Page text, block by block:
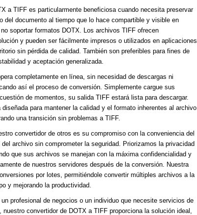
a TIFF es particularmente beneficiosa cuando necesita preservar
del documento al tiempo que lo hace compartible y visible en
soportar formatos DOTX. Los archivos TIFF ofrecen
y pueden ser fácilmente impresos o utilizados en aplicaciones
sin pérdida de calidad. También son preferibles para fines de
y aceptación generalizada.
completamente en línea, sin necesidad de descargas ni
así el proceso de conversión. Simplemente cargue sus
de momentos, su salida TIFF estará lista para descargar.
diseñada para mantener la calidad y el formato inherentes al archivo
una transición sin problemas a TIFF.
convertidor de otros es su compromiso con la conveniencia del
archivo sin comprometer la seguridad. Priorizamos la privacidad
que sus archivos se manejan con la máxima confidencialidad y
de nuestros servidores después de la conversión. Nuestra
por lotes, permitiéndole convertir múltiples archivos a la
y mejorando la productividad.
profesional de negocios o un individuo que necesite servicios de
convertidor de DOTX a TIFF proporciona la solución ideal,